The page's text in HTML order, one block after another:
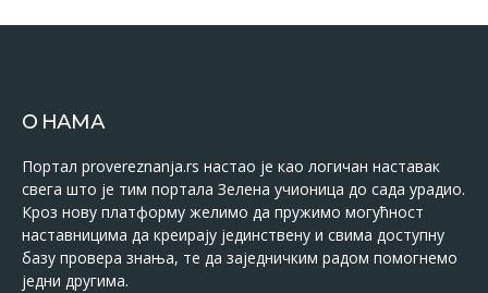
О НАМА
Портал provereznanja.rs настао је као логичан наставак
свега што је тим портала Зелена учионица до сада урадио.
Кроз нову платформу желимо да пружимо могућност
наставницима да креирају јединствену и свима доступну
базу провера знања, те да заједничким радом помогнемо
једни другима.